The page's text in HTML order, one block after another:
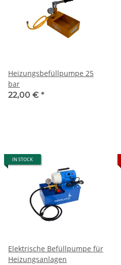
Heizungsbefüllpumpe 25
bar
22,00 € *
IN STOCK
Elektrische Befüllpumpe für
Heizungsanlagen